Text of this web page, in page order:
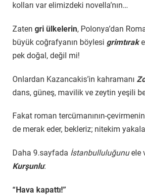
kolları var elimizdeki novella’nın…
Zaten gri ülkelerin, Polonya’dan
büyük coğrafyanın böylesi grimtırak
pek doğal, değil mi!
Onlardan Kazancakis’in kahramanı
dans, güneş, mavilik ve zeytin yeşili
Fakat roman tercümanının-
de merak eder, bekleriz; nitekim
Daha 9.sayfada İstanbulluluğunuele
Kurşunlu:
“Hava kapattı!”